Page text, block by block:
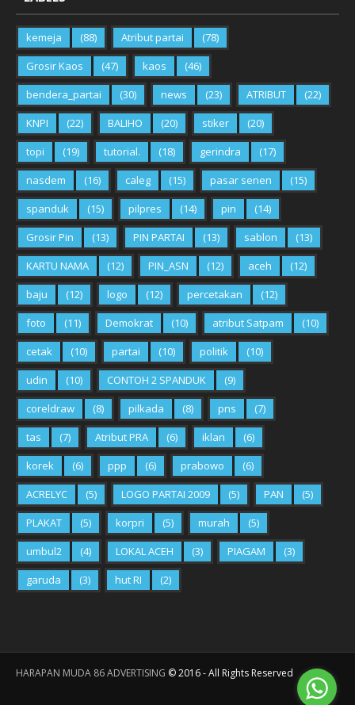
kemeja (88) Atribut partai
(78)
Grosir Kaos
(47) kaos
(46)
bendera_partai
(30) news (23) ATRIBUT
(22)
KNPI
(22) BALIHO (20) stiker
(20)
topi
(19) tutorial. (18) gerindra
(17)
nasdem
(16) caleg (15) pasar senen
(15)
spanduk
(15) pilpres (14) pin
(14)
Grosir Pin
(13) PIN PARTAI (13) sablon
(13)
KARTU NAMA
(12) PIN_ASN (12) aceh
(12)
baju
(12) logo (12) percetakan
(12)
foto
(11) Demokrat (10) atribut Satpam
(10)
cetak
(10) partai (10) politik
(10)
udin
(10) CONTOH 2 SPANDUK
(9)
coreldraw
(8) pilkada (8) pns
(7)
tas
(7) Atribut PRA (6) iklan
(6)
korek
(6) ppp (6) prabowo
(6)
ACRELYC
(5) LOGO PARTAI 2009 (5) PAN
(5)
PLAKAT
(5) korpri (5) murah
(5)
umbul2
(4) LOKAL ACEH (3) PIAGAM
(3)
garuda
(3) hut RI (2)
HARAPAN MUDA 86 ADVERTISING ©2016- All Rights Reserved